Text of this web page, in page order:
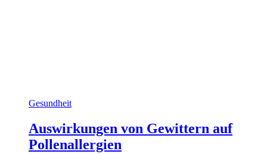
Gesundheit
Auswirkungen von Gewittern auf
Pollenallergien